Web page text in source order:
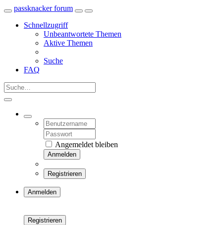
passknacker forum
Schnellzugriff
Unbeantwortete Themen
Aktive Themen
Suche
FAQ
Angemeldet bleiben
Anmelden
Registrieren
Anmelden
Registrieren